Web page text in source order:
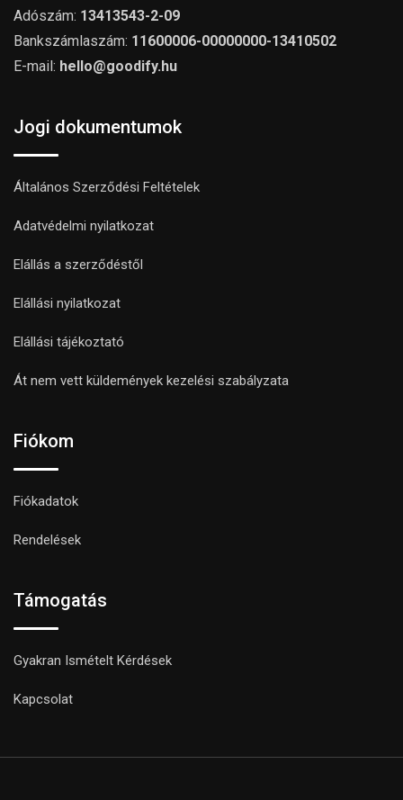
Adószám: 13413543-2-09
Bankszámlaszám: 11600006-00000000-13410502
E-mail: hello@goodify.hu
Jogi dokumentumok
Általános Szerződési Feltételek
Adatvédelmi nyilatkozat
Elállás a szerződéstől
Elállási nyilatkozat
Elállási tájékoztató
Át nem vett küldemények kezelési szabályzata
Fiókom
Fiókadatok
Rendelések
Támogatás
Gyakran Ismételt Kérdések
Kapcsolat